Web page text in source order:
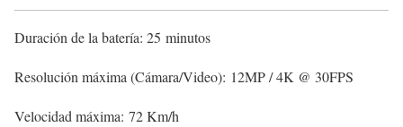
Duración de la batería: 25 minutos
Resolución máxima (Cámara/Video): 12MP / 4K @ 30FPS
Velocidad máxima: 72 Km/h